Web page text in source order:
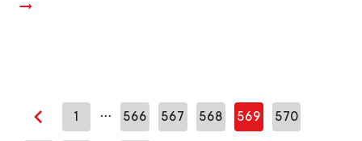
Edellinen sivu
1 … 566 567 568 569 570